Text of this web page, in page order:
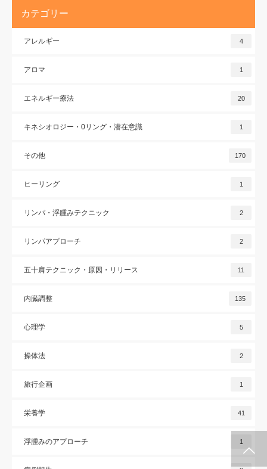
カテゴリー
アレルギー 4
アロマ 1
エネルギー療法 20
キネシオロジー・0リング・潜在意識 1
その他 170
ヒーリング 1
リンパ・浮腫みテクニック 2
リンパアプローチ 2
五十肩テクニック・原因・リリース 11
内臓調整 135
心理学 5
操体法 2
旅行企画 1
栄養学 41
浮腫みのアプローチ 1
セミナー案内